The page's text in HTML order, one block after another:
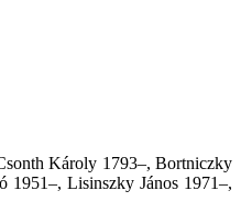
Károly 1793–, Bortniczky
1951–, Lisinszky János 1971–,